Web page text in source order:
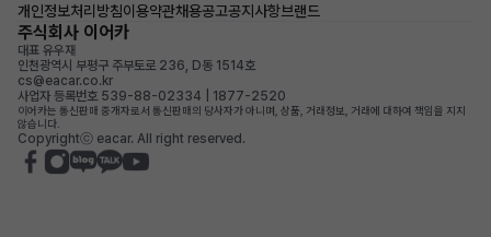
개인정보처리방침이용약관채용공고공지사항브랜드
주식회사 이어카
대표 유우재
인천광역시 부평구 주부토로 236, D동 1514호
cs@eacar.co.kr
사업자 등록번호 539-88-02334 | 1877-2520
이어카는 통신판매 중개자로서 통신판매의 당사자가 아니며, 상품, 거래정보, 거래에 대하여 책임을 지지
않습니다.
Copyrightⓒ eacar. All right reserved.